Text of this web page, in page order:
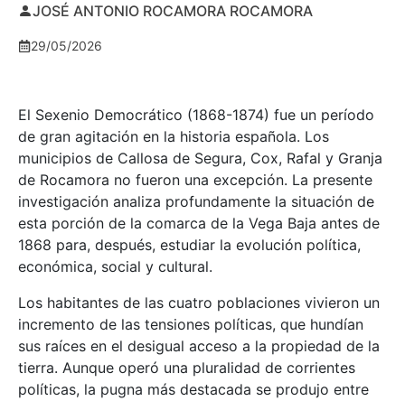
JOSÉ ANTONIO ROCAMORA ROCAMORA
29/05/2026
El Sexenio Democrático (1868-1874) fue un período
de gran agitación en la historia española. Los
municipios de Callosa de Segura, Cox, Rafal y Granja
de Rocamora no fueron una excepción. La presente
investigación analiza profundamente la situación de
esta porción de la comarca de la Vega Baja antes de
1868 para, después, estudiar la evolución política,
económica, social y cultural.
Los habitantes de las cuatro poblaciones vivieron un
incremento de las tensiones políticas, que hundían
sus raíces en el desigual acceso a la propiedad de la
tierra. Aunque operó una pluralidad de corrientes
políticas, la pugna más destacada se produjo entre